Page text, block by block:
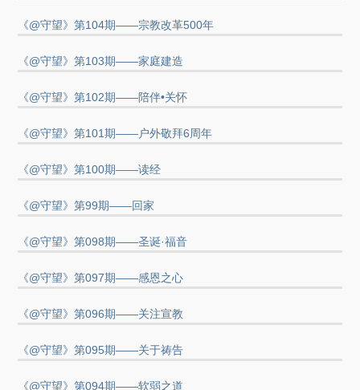
《@守望》第104期——宗教改革500年
《@守望》第103期——家庭建造
《@守望》第102期——陪伴•关怀
《@守望》第101期——户外敬拜6周年
《@守望》第100期——读经
《@守望》第99期——回家
《@守望》第098期——圣诞·福音
《@守望》第097期——感恩之心
《@守望》第096期——关注宣教
《@守望》第095期——关于祷告
《@守望》第094期——软弱之道